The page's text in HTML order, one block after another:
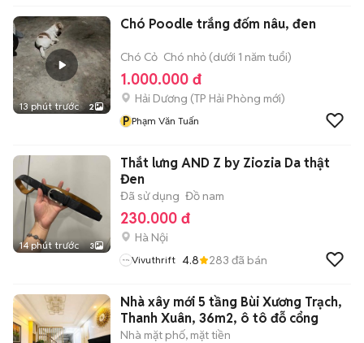
13 phút trước 2
Chó Poodle trắng đốm nâu, đen
Chó Cỏ Chó nhỏ (dưới 1 năm tuổi)
1.000.000 đ
Hải Dương (TP Hải Phòng mới)
P Phạm Văn Tuấn
14 phút trước 3
Thắt lưng AND Z by Ziozia Da thật
Đen
Đã sử dụng Đồ nam
230.000 đ
Hà Nội
Vivuthrift 4.8 283 đã bán
Nhà xây mới 5 tầng Bùi Xương Trạch,
Thanh Xuân, 36m2, ô tô đỗ cổng
Nhà mặt phố, mặt tiền